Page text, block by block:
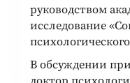
руководством
исследование
В обсуждении
ТВОРЧЕСКИХ
Рисуночный
Диагностика
эмоциональной
Подробнее